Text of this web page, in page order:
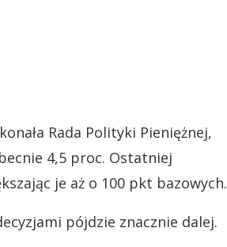
Rada Polityki Pieniężnej,
4,5 proc. Ostatniej
je aż o 100 pkt bazowych.
pójdzie znacznie dalej.